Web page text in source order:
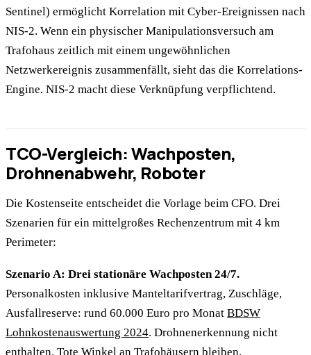
Sentinel) ermöglicht Korrelation mit Cyber-Ereignissen nach
NIS-2. Wenn ein physischer Manipulationsversuch am
Trafohaus zeitlich mit einem ungewöhnlichen
Netzwerkereignis zusammenfällt, sieht das die Korrelations-
Engine. NIS-2 macht diese Verknüpfung verpflichtend.
TCO-Vergleich: Wachposten,
Drohnenabwehr, Roboter
Die Kostenseite entscheidet die Vorlage beim CFO. Drei
Szenarien für ein mittelgroßes Rechenzentrum mit 4 km
Perimeter:
Szenario A: Drei stationäre Wachposten 24/7.
Personalkosten inklusive Manteltarifvertrag, Zuschläge,
Ausfallreserve: rund 60.000 Euro pro Monat BDSW
Lohnkostenauswertung 2024. Drohnenerkennung nicht
enthalten. Tote Winkel an Trafohäusern bleiben.